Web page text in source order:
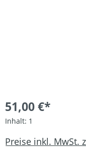
51,00 €*
Inhalt: 1
Preise inkl. MwSt.